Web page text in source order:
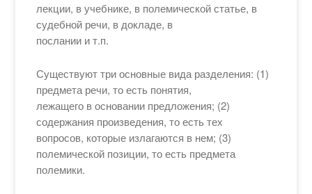
лекции, в учебнике, в полемической статье, в
судебной речи, в докладе, в
послании и т.п.
Существуют три основные вида разделения: (1)
предмета речи, то есть понятия,
лежащего в основании предложения; (2)
содержания произведения, то есть тех
вопросов, которые излагаются в нем; (3)
полемической позиции, то есть предмета
полемики.